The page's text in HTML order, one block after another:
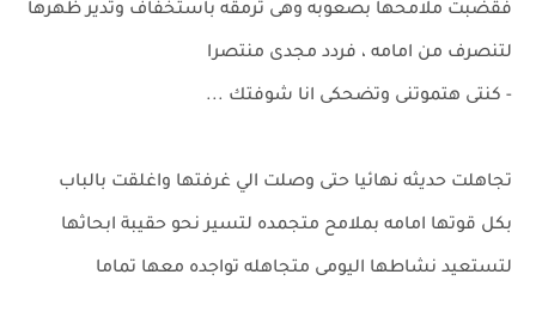
فقضبت ملامحها بصعوبه وهى ترمقه باستخفاف وتدير ظهرها
لتنصرف من امامه ، فردد مجدى منتصرا
- كنتى هتموتنى وتضحكى انا شوفتك ...
تجاهلت حديثه نهائيا حتى وصلت الي غرفتها واغلقت بالباب
بكل قوتها امامه بملامح متجمده لتسير نحو حقيبة ابحاثها
لتستعيد نشاطها اليومى متجاهله تواجده معها تماما